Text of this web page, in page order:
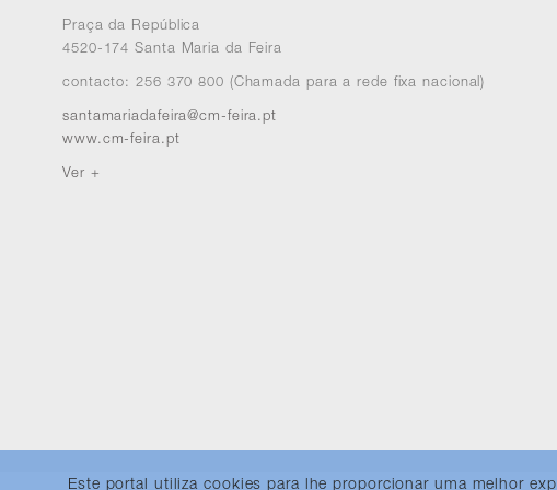
Este portal utiliza cookies para lhe proporcionar uma melhor
Praça da República
4520-174 Santa Maria da Feira
contacto: 256 370 800 (Chamada para a rede fixa nacional)
santamariadafeira@cm-feira.pt
www.cm-feira.pt
Ver +